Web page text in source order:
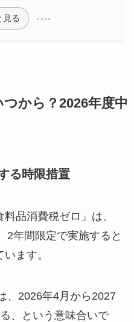
見る
から？2026年度中
る時限措置
品消費税ゼロ」は、
2年間限定で実施すると
ます。
、2026年4月から2027
、という意味合いで